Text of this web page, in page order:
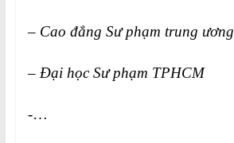
– Cao đẳng Sư phạm trung ương
– Đại học Sư phạm TPHCM
-…